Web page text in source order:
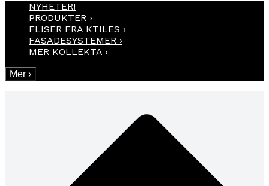
NYHETER!
PRODUKTER ›
FLISER FRA KTILES ›
FASADESYSTEMER ›
MER KOLLEKTA ›
Mer ›